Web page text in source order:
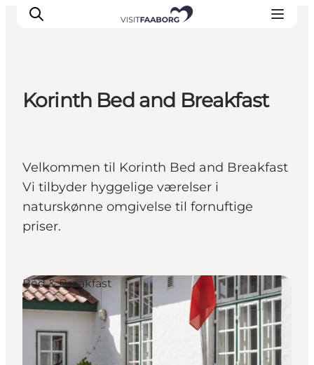
Oplevelser
Øhop
Outdoor
Det sker
Korinth Bed and Breakfast
Velkommen til Korinth Bed and Breakfast
Vi tilbyder hyggelige værelser i
naturskønne omgivelse til fornuftige
priser.
Bed & Breakfast